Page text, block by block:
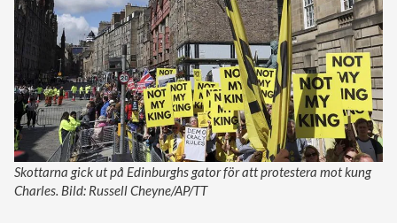
Skottarna gick ut på Edinburghs gator för att protestera mot kung
Charles. Bild: Russell Cheyne/AP/TT